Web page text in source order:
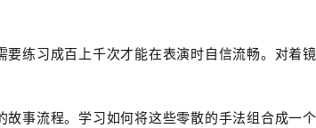
练习成百上千次才能在表演时自信流畅。对着
故事流程。学习如何将这些零散的手法组合成一